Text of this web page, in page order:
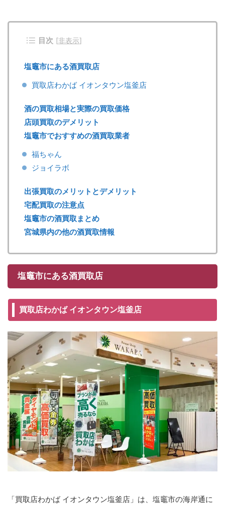
目次 [非表示]
塩竈市にある酒買取店
買取店わかば イオンタウン塩釜店
酒の買取相場と実際の買取価格
店頭買取のデメリット
塩竈市でおすすめの酒買取業者
福ちゃん
ジョイラボ
出張買取のメリットとデメリット
宅配買取の注意点
塩竈市の酒買取まとめ
宮城県内の他の酒買取情報
塩竈市にある酒買取店
買取店わかば イオンタウン塩釜店
「買取店わかば イオンタウン塩釜店」は、塩竈市の海岸通に